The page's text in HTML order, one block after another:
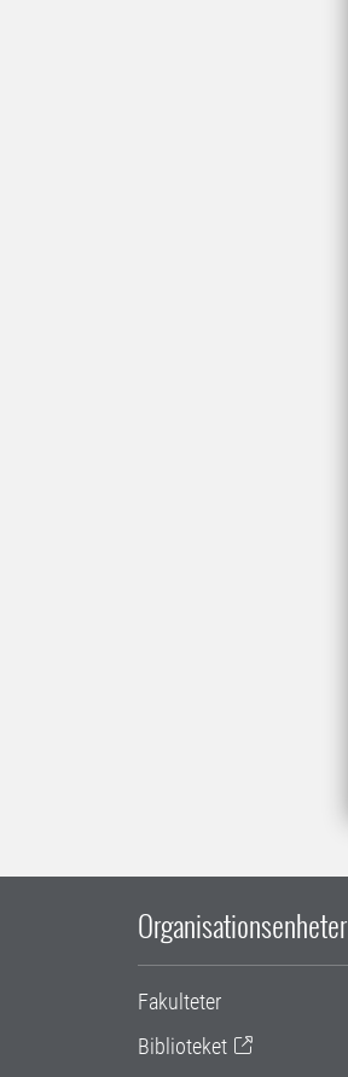
Organisationsenheter
Fakulteter
Biblioteket